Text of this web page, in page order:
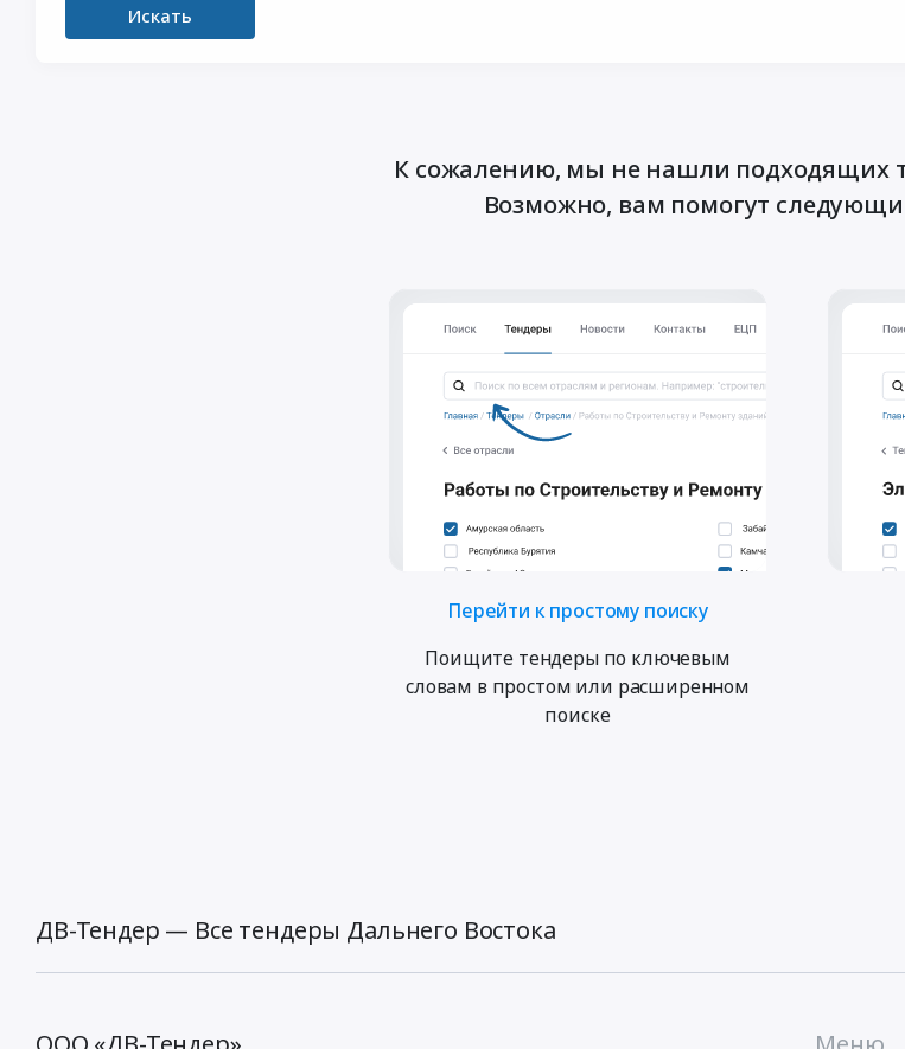
Искать
К сожалению, мы не нашли подходящих
Возможно, вам помогут
Перейти к простому поиску
Поищите тендеры по ключевым
словам в простом или расширенном
поиске
ДВ-Тендер — Все тендеры Дальнего Востока